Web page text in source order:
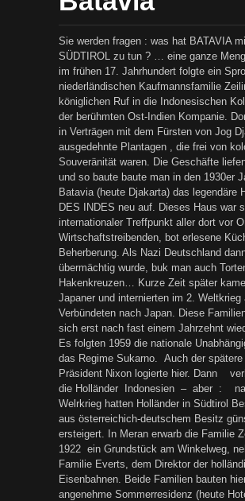
Sie werden fragen : was hat BATAVIA
SÜDTIROL zu tun ? … eine ganze
im frühen 17. Jahrhundert folgte ein
niederländischen Kaufmannsfamilie
königlichen Ruf in die Indonesischen
der berühmten Ost-Indien Kompanie.
in Verträgen mit dem Fürsten von Jog
ausgedehnte Plantagen , die frei von
Souveränität waren. Die Geschäfte
und so baute baute man in den 1930er
Batavia (heute Djakarta) das legendäre
DES INDES neu auf. Dieses Haus war
internationaler Treffpunkt aller dort vor
Wirtschaftstreibenden, bot erlesene
Beherberung. Als Nazi Deutschland
übermächtig wurde, buk man auch
Hakenkreuzen… Kurze Zeit später
Japaner und internierten im 2. Weltkrieg
Verbündeten nach Japan. Diese
sich erst nach fast einem Jahrzehnt
Es folgten 1959 die nationale
das Regime Sukarno. Auch der spätere
Präsident Nixon logierte hier. Dann
die Holländer Indonesien – aber :
Welrkrieg hatten Holländer in Südtirol
aus österreichich-deutschem Besitz
ersteigert. In Meran erwarb die Familie
1922 ein Grundstück am Winkelweg,
Familie Everts, dem Direktor der
Eisenbahnen. Beide Familien bauten
angenehme Sommerresidenz (heute